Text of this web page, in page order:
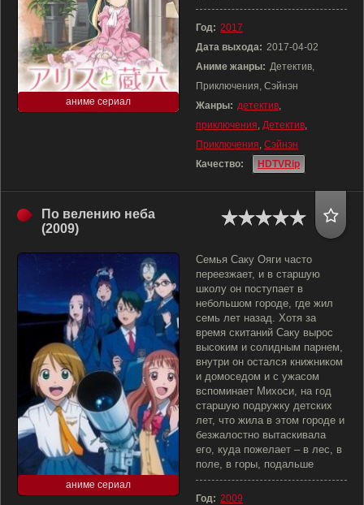
аниме сериал
Год: 2017
Дата выхода: 2017-04-02
Аниме жанры: Детектив,
Приключения, Сэйнэн
Жанры: детектив,
приключения, Детектив,
Приключения, Сэйнэн
Качество:
HDTVRip
По велению неба
(2009)
аниме сериал
Семья Саку Ояги часто
переезжает, и в старшую
школу он поступает в
небольшом городе, где жил
семь лет назад. Хотя за
время скитаний Саку вырос
высоким и солидным парнем,
внутри он остался книжником
и домоседом и с ужасом
вспоминает Михоси, на год
старшую подружку детских
лет, что жила в этом городе и
безжалостно вытаскивала
его, куда пожелает – в лес, в
поле, в горы, подальше
Год: 2009